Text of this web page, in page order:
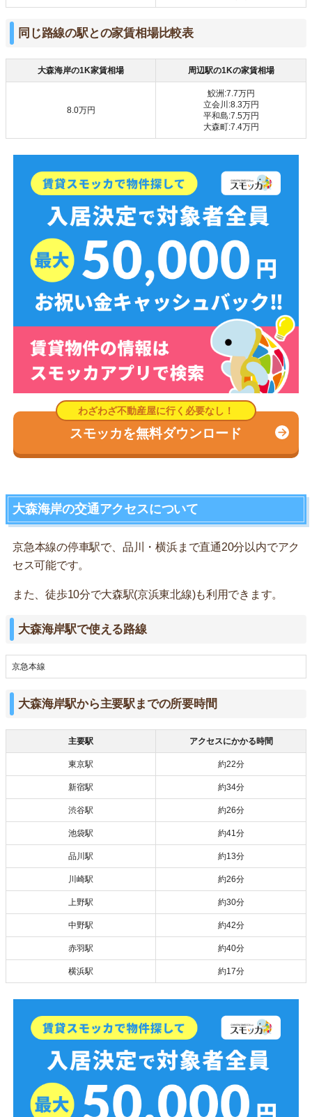
同じ路線の駅との家賃相場比較表
大森海岸の1K家賃相場 周辺駅の1Kの家賃相場
8.0万円
鮫洲:7.7万円
立会川:8.3万円
平和島:7.5万円
大森町:7.4万円
スモッカを無料ダウンロード
大森海岸の交通アクセスについて
京急本線の停車駅で、品川・横浜まで直通20分以内でアク
セス可能です。
また、徒歩10分で大森駅(京浜東北線)も利用できます。
大森海岸駅で使える路線
京急本線
大森海岸駅から主要駅までの所要時間
主要駅 アクセスにかかる時間
東京駅 約22分
新宿駅 約34分
渋谷駅 約26分
池袋駅 約41分
品川駅 約13分
川崎駅 約26分
上野駅 約30分
中野駅 約42分
赤羽駅 約40分
横浜駅 約17分